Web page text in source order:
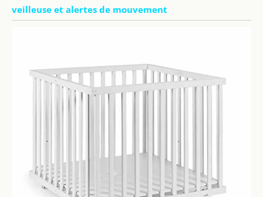
veilleuse et alertes de mouvement